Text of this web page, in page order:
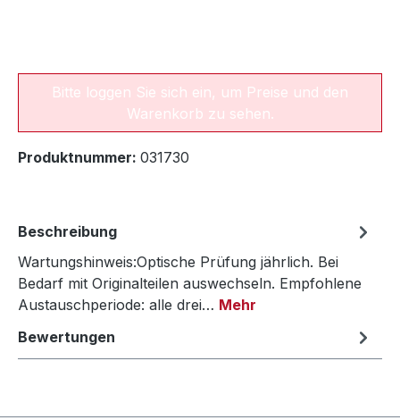
Bitte loggen Sie sich ein, um Preise und den
Warenkorb zu sehen.
Produktnummer: 031730
Beschreibung
Wartungshinweis:Optische Prüfung jährlich. Bei
Bedarf mit Originalteilen auswechseln. Empfohlene
Austauschperiode: alle drei… Mehr
Bewertungen